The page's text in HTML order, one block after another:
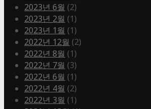
2023년 6월 (2)
2023년 2월 (1)
2023년 1월 (1)
2022년 12월 (2)
2022년 8월 (1)
2022년 7월 (3)
2022년 6월 (1)
2022년 4월 (2)
2022년 3월 (1)